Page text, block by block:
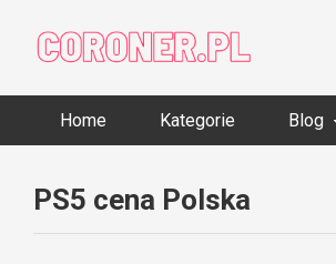
content
Home Kategorie Blog
PS5 cena Polska